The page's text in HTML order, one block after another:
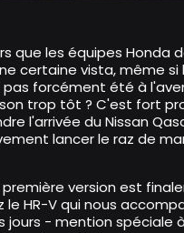
que les équipes Honda
certaine vista, même si
forcément été à
trop tôt ? C'est fort
l'arrivée du Nissan
lancer le raz de
première version est
le HR-V qui nous
jours - mention spéciale